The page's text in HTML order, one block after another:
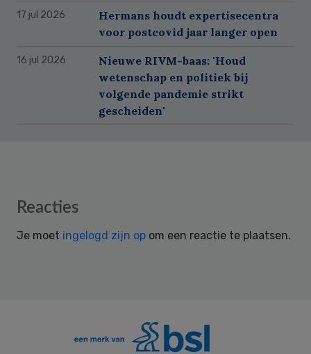
17 jul 2026
Hermans houdt expertisecentra
voor postcovid jaar langer open
16 jul 2026
Nieuwe RIVM-baas: 'Houd
wetenschap en politiek bij
volgende pandemie strikt
gescheiden'
Reader
Reacties
Je moet ingelogd zijn op om een reactie te plaatsen.